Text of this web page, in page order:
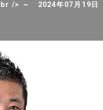
/> ～ 2024年07月19日